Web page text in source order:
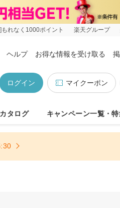
れなく1000ポイント 楽天グループ
ヘルプ お得な情報を受け取る
マイクーポン
ログイン
タログ キャンペーン一覧・